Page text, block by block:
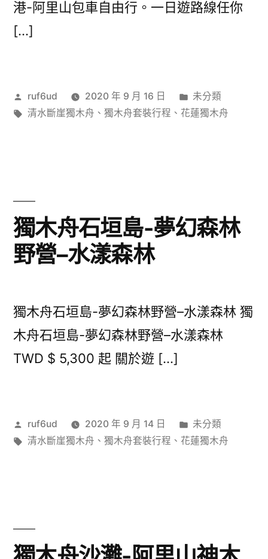
港-阿里山包車自由行。一日遊路線任你
[…]
作
者:
ruf6ud 2020 年 9 月 16 日
分
類:
未分類
標
清水斷崖獨木舟 、 獨木舟套裝行程 、 花蓮獨木舟
獨木舟石垣島-夢幻森林
野營–水漾森林
獨木舟石垣島-夢幻森林野營–水漾森林 獨
木舟石垣島-夢幻森林野營–水漾森林
TWD $ 5,300 起 關於遊 […]
作
者:
ruf6ud 2020 年 9 月 14 日
分
類:
未分類
標
清水斷崖獨木舟 、 獨木舟套裝行程 、 花蓮獨木舟